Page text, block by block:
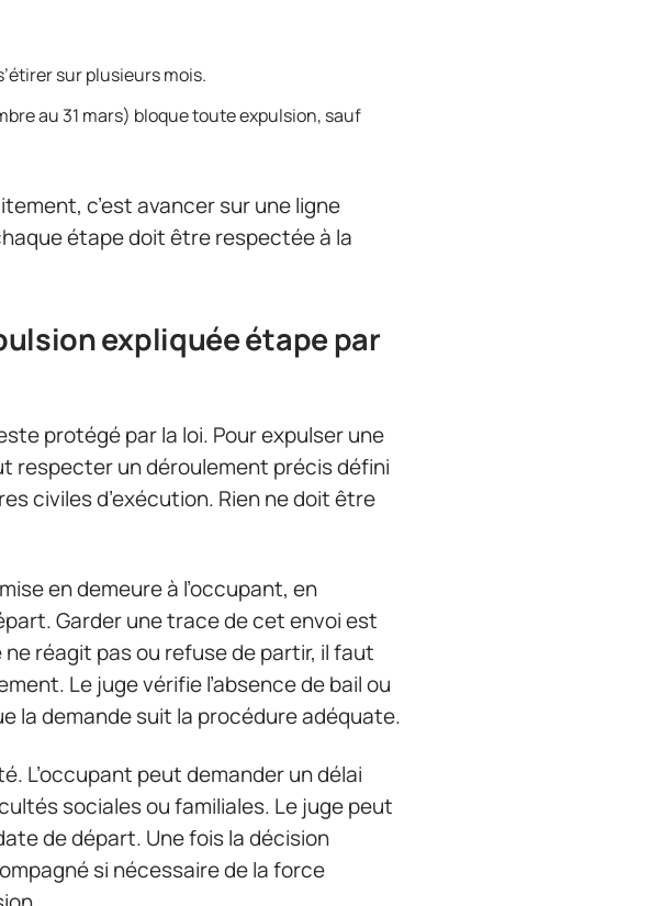
sur plusieurs mois.
au 31 mars) bloque toute expulsion, sauf
c’est avancer sur une ligne
étape doit être respectée à la
expliquée étape par
protégé par la loi. Pour expulser une
respecter un déroulement précis défini
civiles d’exécution. Rien ne doit être
en demeure à l’occupant, en
Garder une trace de cet envoi est
ne réagit pas ou refuse de partir, il faut
Le juge vérifie l’absence de bail ou
la demande suit la procédure adéquate.
L’occupant peut demander un délai
sociales ou familiales. Le juge peut
de départ. Une fois la décision
si nécessaire de la force